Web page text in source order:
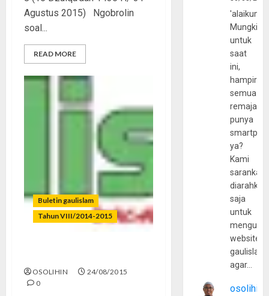
Agustus 2015) Ngobrolin
soal...
READ MORE
Buletin gaulislam
Tahun VIII/2014-2015
OSOLIHIN
24/08/2015
0
Mungkin
untuk
saat
ini,
hampir
semua
remaja
punya
ya?
Kami
sarankan,
diarahkan
saja
untuk
website
agar…
osolihin